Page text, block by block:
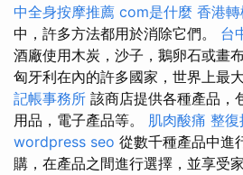
中全身按摩推薦 com是什麼 香港
中，許多方法都用於消除它們。 台
酒廠使用木炭，沙子，鵝卵石或畫
匈牙利在內的許多國家，世界上最
記帳事務所 該商店提供各種產品，
用品，電子產品等。 肌肉酸痛 整復
wordpress seo 從數千種產品中進
購，在產品之間進行選擇，並享受